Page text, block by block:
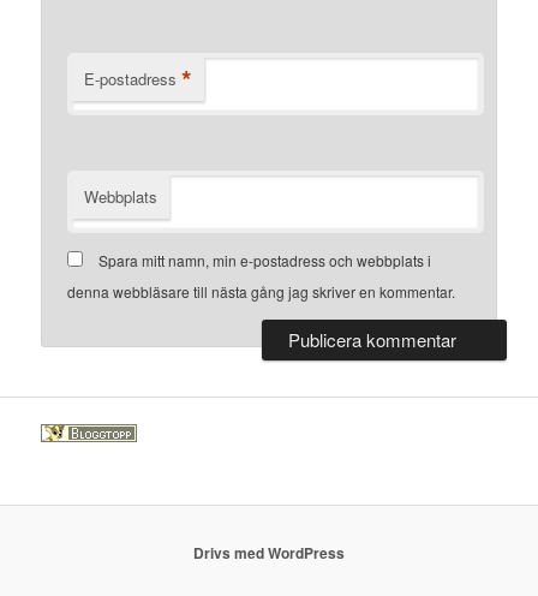
E-postadress *
Webbplats
Spara mitt namn, min e-postadress och webbplats i
denna webbläsare till nästa gång jag skriver en kommentar.
Drivs med WordPress